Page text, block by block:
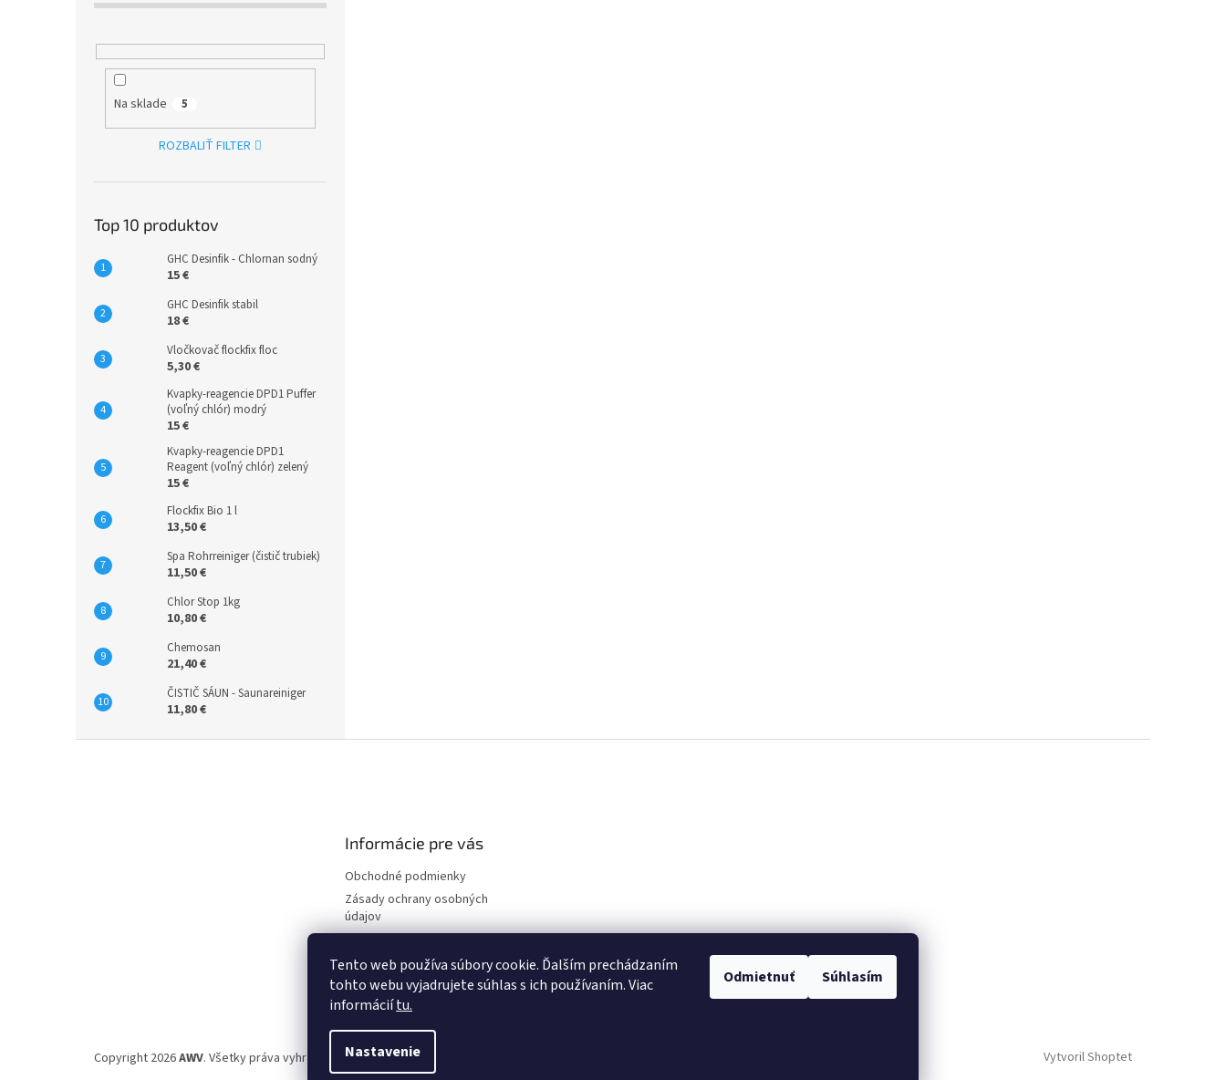
Tento web používa súbory cookie. Ďalším prechádzaním
tohto webu vyjadrujete súhlas s ich používaním. Viac
informáciítu.
Nastavenie
Odmietnuť Súhlasím
Na sklade 5
ROZBALIŤ FILTER
Top 10 produktov
GHC Desinfik - Chlornan sodný
15 €
GHC Desinfik stabil
18 €
Vločkovač flockfix floc
5,30 €
Kvapky-reagencie DPD1 Puffer
(voľný chlór) modrý
15 €
Kvapky-reagencie DPD1
Reagent (voľný chlór) zelený
15 €
Flockfix Bio 1 l
13,50 €
Spa Rohrreiniger (čistič trubiek)
11,50 €
Chlor Stop 1kg
10,80 €
Chemosan
21,40 €
ČISTIČ SÁUN - Saunareiniger
11,80 €
Informácie pre vás
Obchodné podmienky
Zásady ochrany osobných
údajov
Reklamácia tovaru
Vrátenie tovaru
Napíšte nám
Vytvoril Shoptet
Copyright 2026AWV. Všetky práva vyhradené.